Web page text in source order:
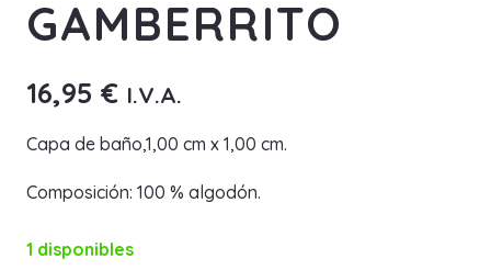
GAMBERRITO
16,95 € I.V.A.
Capa de baño,1,00 cm x 1,00 cm.
Composición: 100 % algodón.
1 disponibles